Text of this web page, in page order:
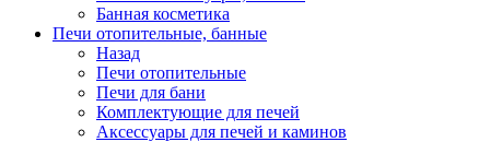
Банная косметика
Печи отопительные, банные
Назад
Печи отопительные
Печи для бани
Комплектующие для печей
Аксессуары для печей и каминов